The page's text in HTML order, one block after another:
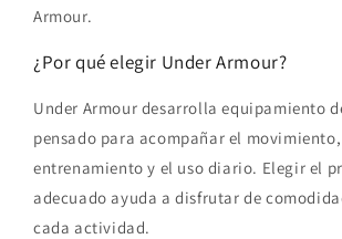
Armour.
¿Por qué elegir Under Armour?
Under Armour desarrolla equipamiento
pensado para acompañar el
entrenamiento y el uso diario. Elegir el
adecuado ayuda a disfrutar de
cada actividad.